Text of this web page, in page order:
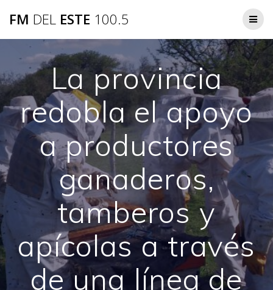
FM DEL ESTE 100.5
La provincia
redobla el apoyo
a productores
ganaderos,
tamberos y
apícolas a través
de una línea de